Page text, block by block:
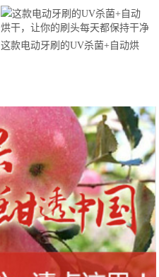
马拉松超级精英赛顺德海骏达中心
站欢乐开跑
这款电动牙刷的UV杀菌+自动烘